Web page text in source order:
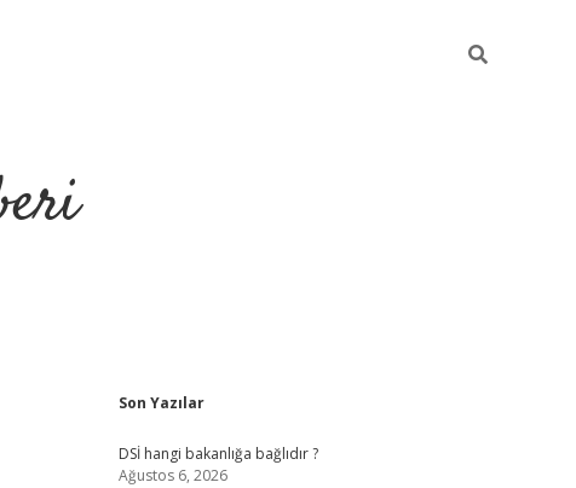
Sidebar
Son Yazılar
DSİ hangi bakanlığa bağlıdır ?
Ağustos 6, 2026